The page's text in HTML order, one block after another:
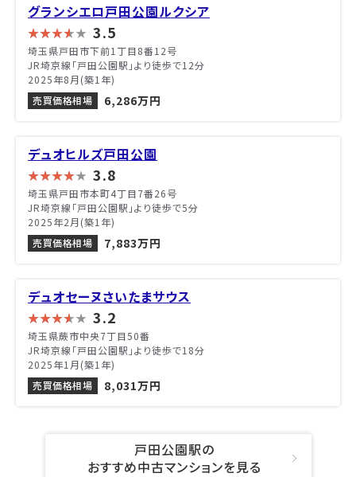
グランシエロ戸田公園ルクシア
3.5
埼玉県戸田市下前1丁目8番12号
JR埼京線「戸田公園駅」より徒歩で12分
2025年8月(築1年)
売買価格相場
6,286万円
デュオヒルズ戸田公園
3.8
埼玉県戸田市本町4丁目7番26号
JR埼京線「戸田公園駅」より徒歩で5分
2025年2月(築1年)
売買価格相場
7,883万円
デュオセーヌさいたまサウス
3.2
埼玉県蕨市中央7丁目50番
JR埼京線「戸田公園駅」より徒歩で18分
2025年1月(築1年)
売買価格相場
8,031万円
戸田公園駅の
おすすめ中古マンションを見る